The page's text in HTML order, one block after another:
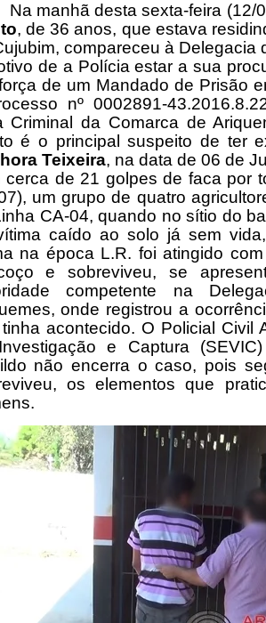
Na manhã desta sexta-feira (12/
, de 36 anos, que estava
compareceu à Delegacia
de a Polícia estar a sua
de um Mandado de Prisão
nº 0002891-
Criminal da Comarca de
é o principal suspeito de ter
Teixeira, na data de 06 de
cerca de 21 golpes de faca por
um grupo de quatro
CA-04, quando no sítio do
caído ao solo já sem
na época L.R. foi atingido
e sobreviveu, se
competente na
onde registrou a
acontecido. O Policial Civil
e Captura
não encerra o caso, pois
os elementos que